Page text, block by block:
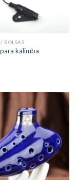
/ BOLSAS
kalimba